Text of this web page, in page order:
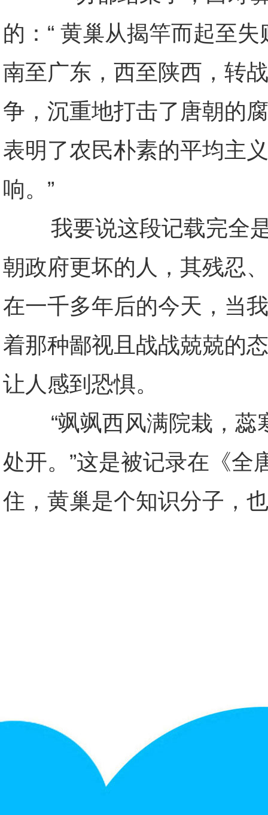
的：“ 黄巢从揭竿而起至
南至广东，西至陕西，转
争，沉重地打击了唐朝的
表明了农民朴素的平均主
响。”
我要说这段记载完全是
朝政府更坏的人，其残忍
在一千多年后的今天，当
着那种鄙视且战战兢兢的
让人感到恐惧。
“飒飒西风满院栽，蕊
处开。”这是被记录在《全
住，黄巢是个知识分子，